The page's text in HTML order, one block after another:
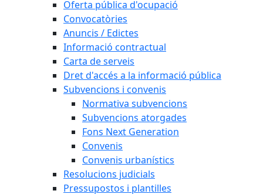
Oferta pública d'ocupació
Convocatòries
Anuncis / Edictes
Informació contractual
Carta de serveis
Dret d'accés a la informació pública
Subvencions i convenis
Normativa subvencions
Subvencions atorgades
Fons Next Generation
Convenis
Convenis urbanístics
Resolucions judicials
Pressupostos i plantilles